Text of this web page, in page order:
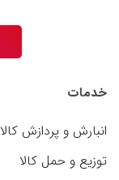
خدمات
انبارش و پردازش کالا
توزیع و حمل کالا